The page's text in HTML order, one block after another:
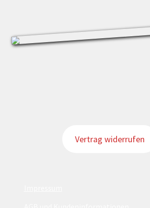
Vertrag widerrufen